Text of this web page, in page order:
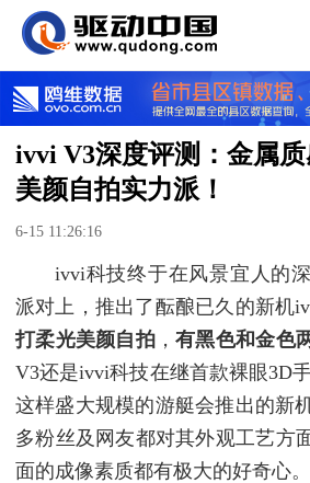
ivvi V3深度评测：金属
美颜自拍实力派！
6-15 11:26:16
ivvi科技终于在风景宜人的
派对上，推出了酝酿已久的新机
打柔光美颜自拍，有黑色和金色
V3还是ivvi科技在继首款裸眼3D
这样盛大规模的游艇会推出的新
多粉丝及网友都对其外观工艺方
面的成像素质都有极大的好奇心。